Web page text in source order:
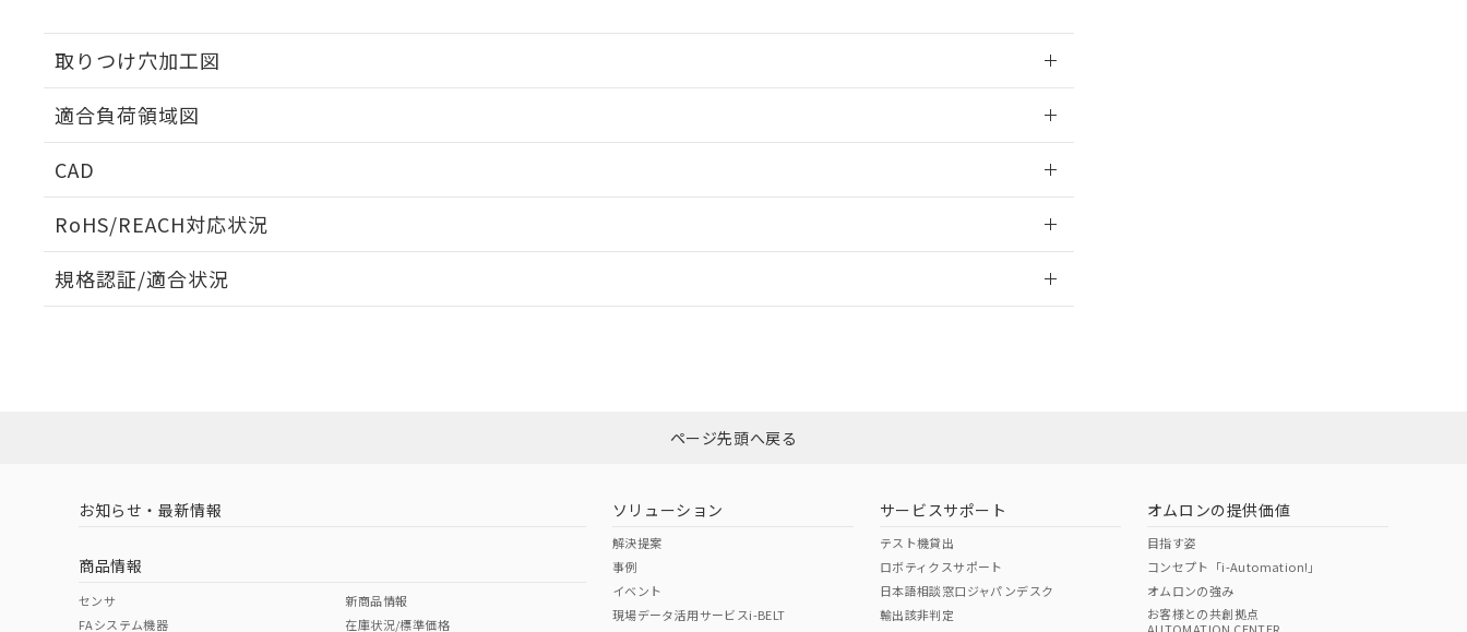
取りつけ穴加工図
適合負荷領域図
CAD
RoHS/REACH対応状況
EU RoHS 注意事項・凡例
ダウンロードはこちら
中国 RoHS 注意事項・凡例
中国 RoHS表
規格認証/適合状況
（イギリス
（ノルウェー
（日本
（アメリカ
ページ先頭へ戻る
お知らせ・最新情報
商品情報
センサ
FAシステム機器
新商品情報
在庫状況/標準価格
ソリューション
解決提案
事例
イベント
現場データ活用サービスi-BELT
サービスサポート
テスト機貸出
ロボティクスサポート
日本語相談窓口ジャパンデスク
輸出該非判定
オムロンの提供価値
目指す姿
コンセプト「i-Automation!」
オムロンの強み
お客様との共創拠点